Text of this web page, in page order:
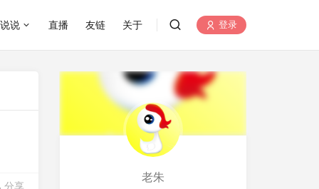
说说 直播 友链 关于 登录
分享
老朱